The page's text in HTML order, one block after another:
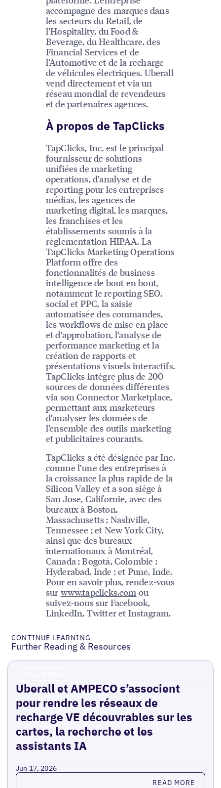
accompagne des marques dans
les secteurs du Retail, de
l’Hospitality, du Food &
Beverage, du Healthcare, des
Financial Services et de
l’Automotive et de la recharge
de véhicules électriques. Uberall
vend directement et via un
réseau mondial de revendeurs
et de partenaires agences.
À propos de TapClicks
TapClicks, Inc. est le principal
fournisseur de solutions
unifiées de marketing
operations, d’analyse et de
reporting pour les entreprises
médias, les agences de
marketing digital, les marques,
les franchises et les
établissements soumis à la
réglementation HIPAA. La
TapClicks Marketing Operations
Platform offre des
fonctionnalités de business
intelligence de bout en bout,
notamment le reporting SEO,
social et PPC, la saisie
automatisée des commandes,
les workflows de mise en place
et d’approbation, l’analyse de
performance marketing et la
création de rapports et
présentations visuels interactifs.
TapClicks intègre plus de 200
sources de données différentes
via son Connector Marketplace,
permettant aux marketeurs
d’analyser les données de
l’ensemble des outils marketing
et publicitaires courants.
TapClicks a été désignée par Inc.
comme l’une des entreprises à
la croissance la plus rapide de la
Silicon Valley et a son siège à
San Jose, Californie, avec des
bureaux à Boston,
Massachusetts ; Nashville,
Tennessee ; et New York City,
ainsi que des bureaux
internationaux à Montréal,
Canada ; Bogotá, Colombie ;
Hyderabad, Inde ; et Pune, Inde.
Pour en savoir plus, rendez-vous
sur www.tapclicks.com ou
suivez-nous sur Facebook,
LinkedIn, Twitter et Instagram.
CONTINUE LEARNING
Further Reading & Resources
Uberall et AMPECO s’associent
pour rendre les réseaux de
recharge VE découvrables sur les
cartes, la recherche et les
assistants IA
Jun 17, 2026
Read more READ MORE